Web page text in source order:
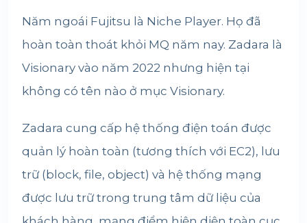
Năm ngoái Fujitsu là Niche Player. Họ đã
hoàn toàn thoát khỏi MQ năm nay. Zadara là
Visionary vào năm 2022 nhưng hiện tại
không có tên nào ở mục Visionary.
Zadara cung cấp hệ thống điện toán được
quản lý hoàn toàn (tương thích với EC2), lưu
trữ (block, file, object) và hệ thống mạng
được lưu trữ trong trung tâm dữ liệu của